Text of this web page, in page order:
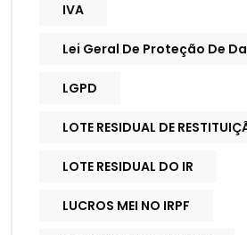
IVA
Lei Geral De Proteção De
LGPD
LOTE RESIDUAL DE
LOTE RESIDUAL DO IR
LUCROS MEI NO IRPF